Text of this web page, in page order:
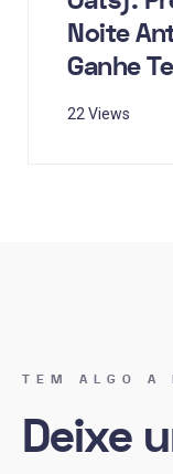
Noite
Ganhe
22 Views
TEM ALGO A
Deixe